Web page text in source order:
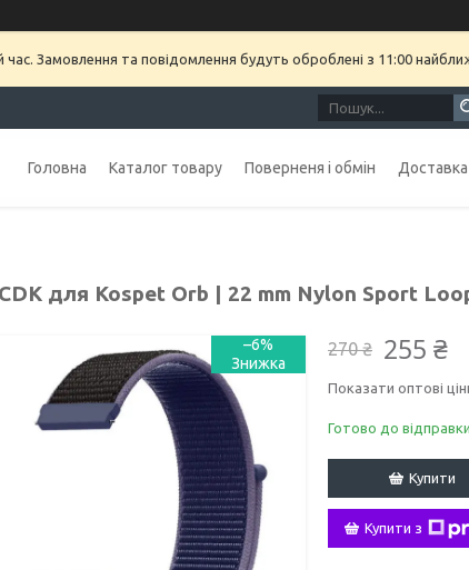
час. Замовлення та повідомлення будуть оброблені з 11:00
Головна Каталог товару Поверненя і обмін Доставка
для Kospet Orb | 22 mm Nylon Sport
–6% 270 ₴ 255 ₴
Показати оптові
Готово до відправки
Купити
Купити з